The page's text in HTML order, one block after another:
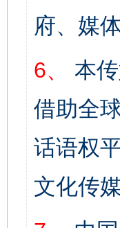
府、媒
6、
本
借助全
话语权
文化传